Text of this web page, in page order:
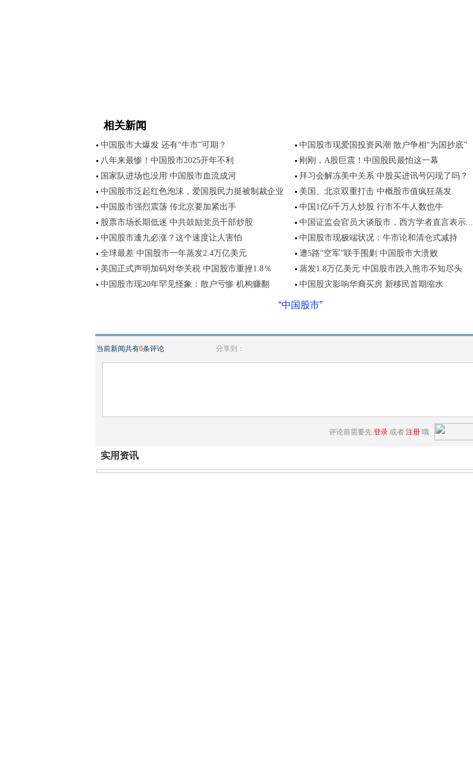
相关新闻
中国股市大爆发 还有“牛市”可期？
中国股市现爱国投资风潮 散户争相“为国抄底”
八年来最惨！中国股市2025开年不利
刚刚，A股巨震！中国股民最怕这一幕
国家队进场也没用 中国股市血流成河
拜习会解冻美中关系 中股买进讯号闪现了吗？
中国股市泛起红色泡沫，爱国股民力挺被制裁企业
美国、北京双重打击 中概股市值疯狂蒸发
中国股市强烈震荡 传北京要加紧出手
中国1亿6千万人炒股 行市不牛人数也牛
股票市场长期低迷 中共鼓励党员干部炒股
中国证监会官员大谈股市，西方学者直言表示...
中国股市逢九必涨？这个速度让人害怕
中国股市现极端状况：牛市论和清仓式减持
全球最差 中国股市一年蒸发2.4万亿美元
遭5路“空军”联手围剿 中国股市大溃败
美国正式声明加码对华关税 中国股市重挫1.8％
蒸发1.8万亿美元 中国股市跌入熊市不知尽头
中国股市现20年罕见怪象：散户亏惨 机构赚翻
中国股灾影响华裔买房 新移民首期缩水
“中国股市”
当前新闻共有0条评论 分享到：
评论前需要先 登录 或者 注册 哦
实用资讯